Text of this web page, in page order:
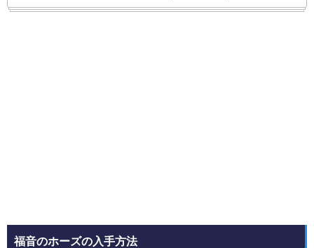
福音のホーズの入手方法